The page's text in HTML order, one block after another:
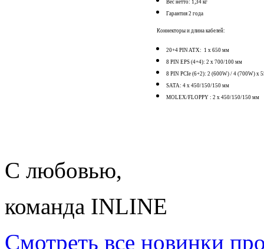
Вес нетто: 1,34 кг
Гарантия 2 года
Коннекторы и длина кабелей:
20+4 PIN ATX: 1 х 650 мм
8 PIN EPS (4+4): 2 х 700/100 мм
8 PIN PCIe (6+2): 2 (600W) / 4 (700W) х
SATA: 4 х 450/150/150 мм
MOLEX/FLOPPY : 2 х 450/150/150 мм
С любовью,
команда INLINE
Смотреть все новинки